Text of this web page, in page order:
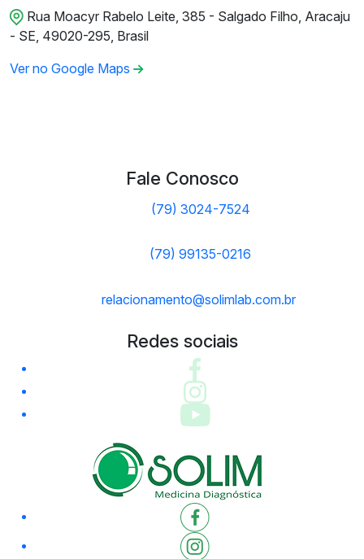
Rua Moacyr Rabelo Leite, 385 - Salgado Filho, Aracaju
- SE, 49020-295, Brasil
Ver no Google Maps
Fale Conosco
(79) 3024-7524
(79) 99135-0216
relacionamento@solimlab.com.br
Redes sociais